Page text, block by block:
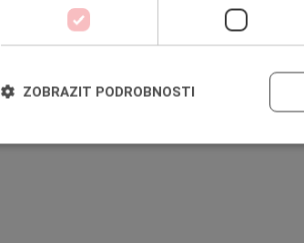
ZOBRAZIT PODROBNOSTI